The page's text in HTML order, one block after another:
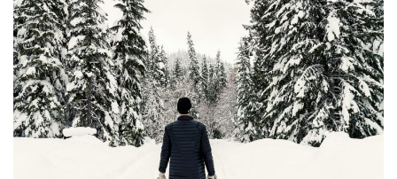
στο
“παρθένο”
χωριό”